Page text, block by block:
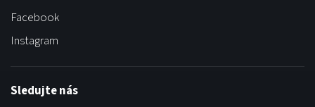
Facebook
Instagram
Sledujte nás